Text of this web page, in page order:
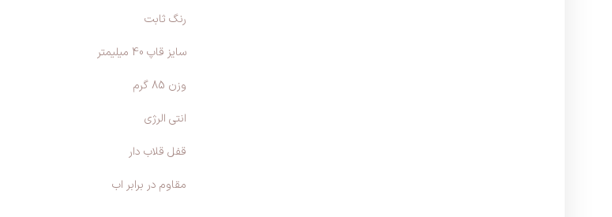
رنگ ثابت
سایز قاپ 40 میلیمتر
وزن 85 گرم
انتی الرژی
قفل قلاب دار
مقاوم در برابر اب